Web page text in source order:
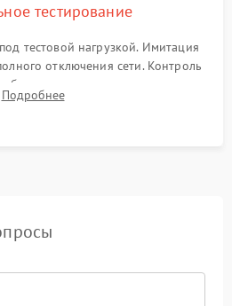
тестирование
тестовой нагрузкой. Имитация
отключения сети. Контроль
температурного режима и
выходного сигнала.
Подробнее